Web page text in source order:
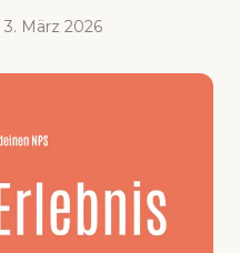
3. März 2026